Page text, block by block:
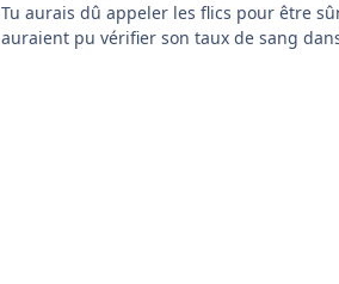
Tu aurais dû appeler les flics pour être
auraient pu vérifier son taux de sang